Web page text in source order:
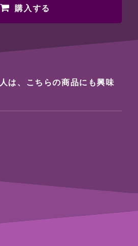
購入する
は、こちらの商品にも興味